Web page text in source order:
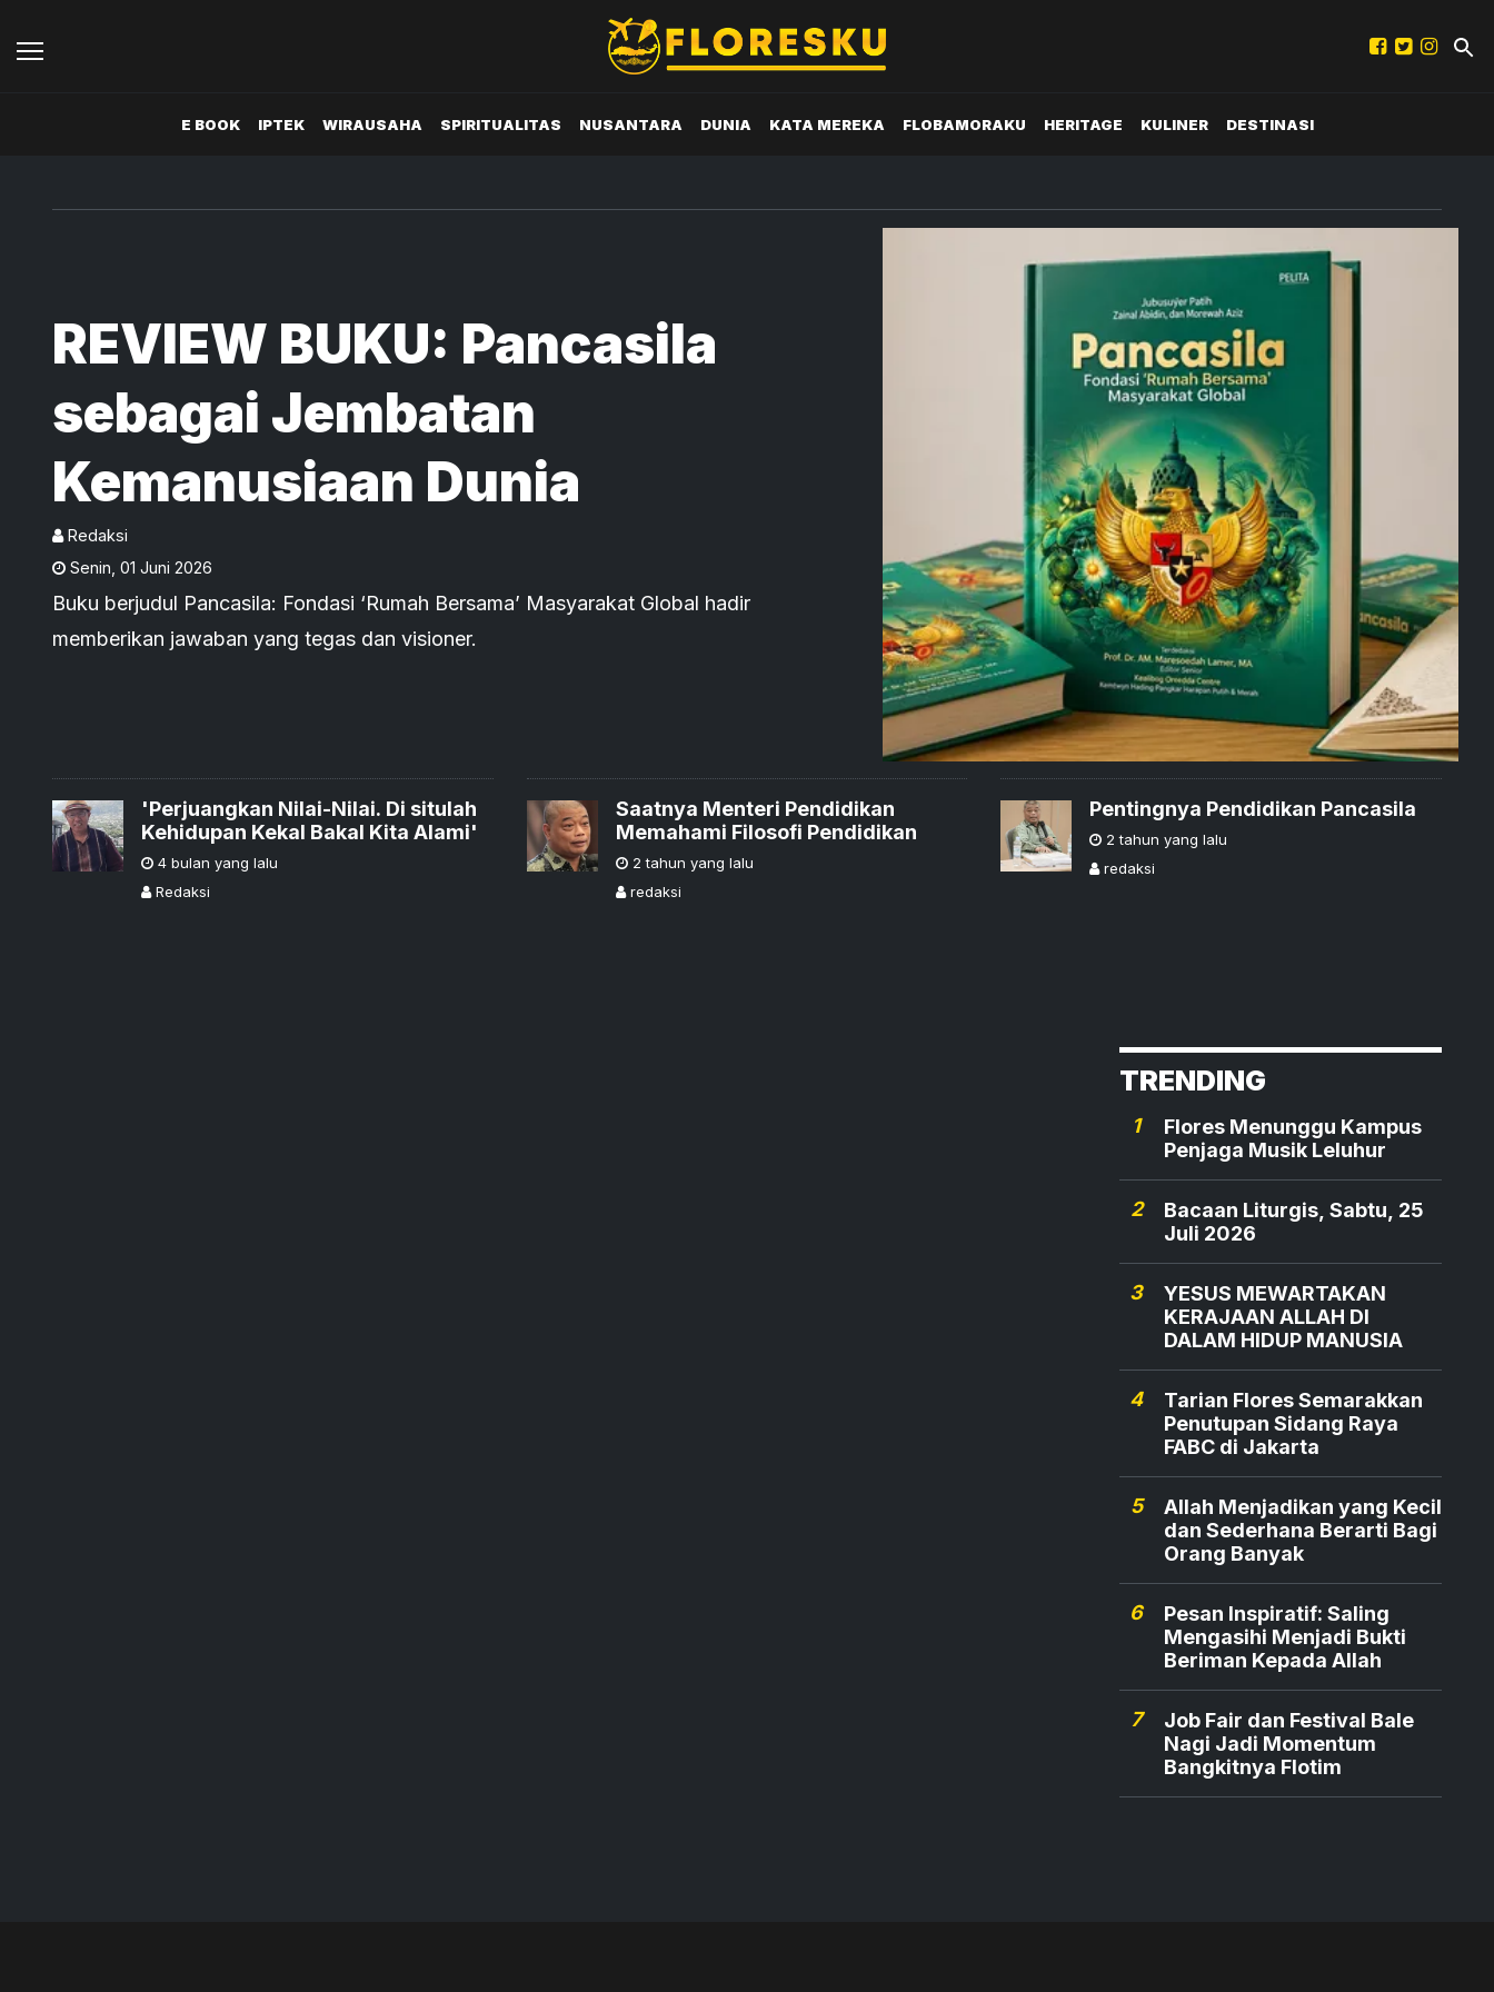
E BOOK IPTEK WIRAUSAHA SPIRITUALITAS NUSANTARA DUNIA KATA MEREKA FLOBAMORAKU HERITAGE KULINER DESTINASI
REVIEW BUKU: Pancasila
sebagai Jembatan
Kemanusiaan Dunia
Redaksi
Senin 01 Juni 2026
Buku berjudul Pancasila: Fondasi ‘Rumah Bersama’ Masyarakat Global hadir
memberikan jawaban yang tegas dan visioner.
'Perjuangkan Nilai-Nilai. Di situlah
Kehidupan Kekal Bakal Kita Alami'
4 bulan yang lalu
Redaksi
Saatnya Menteri Pendidikan
Memahami Filosofi Pendidikan
2 tahun yang lalu
redaksi
Pentingnya Pendidikan Pancasila
2 tahun yang lalu
redaksi
TRENDING
1
Flores Menunggu Kampus
Penjaga Musik Leluhur
2
Bacaan Liturgis, Sabtu, 25
Juli 2026
3
YESUS MEWARTAKAN
KERAJAAN ALLAH DI
DALAM HIDUP MANUSIA
4
Tarian Flores Semarakkan
Penutupan Sidang Raya
FABC di Jakarta
5
Allah Menjadikan yang Kecil
dan Sederhana Berarti Bagi
Orang Banyak
6
Pesan Inspiratif: Saling
Mengasihi Menjadi Bukti
Beriman Kepada Allah
7
Job Fair dan Festival Bale
Nagi Jadi Momentum
Bangkitnya Flotim